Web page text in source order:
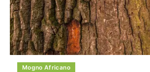
Mogno Africano